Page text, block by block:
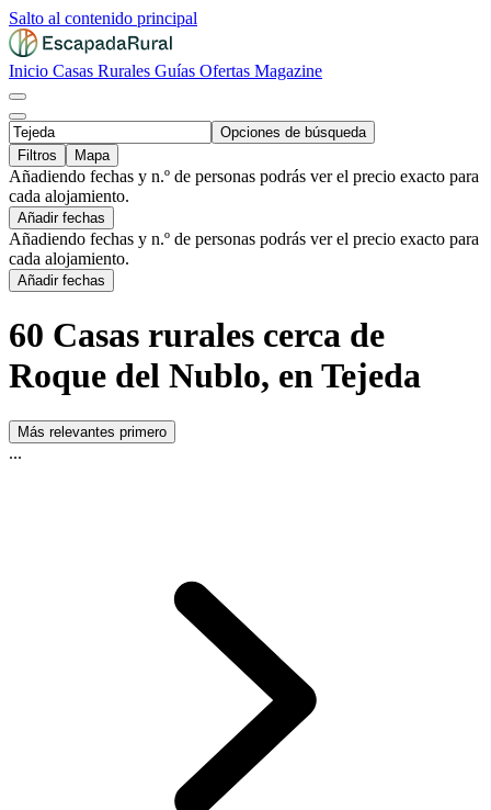
Salto al contenido principal
Inicio Casas Rurales Guías Ofertas Magazine
Opciones de búsqueda
Filtros
Mapa
Añadiendo fechas y n.º de personas podrás ver el precio exacto para
cada alojamiento.
Añadir fechas
Añadiendo fechas y n.º de personas podrás ver el precio exacto para
cada alojamiento.
Añadir fechas
60 Casas rurales cerca de
Roque del Nublo, en Tejeda
Más relevantes primero
...